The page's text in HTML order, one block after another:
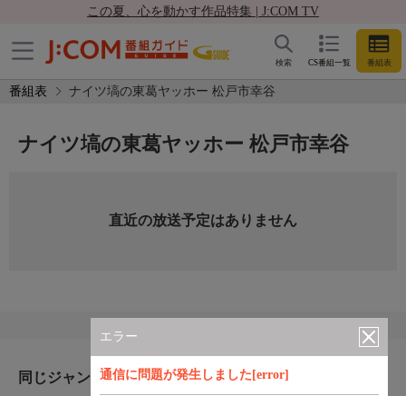
この夏、心を動かす作品特集 | J:COM TV
CS番組一覧 番組表
検索
番組表 ナイツ塙の東葛ヤッホー 松戸市幸谷
エラー
通信に問題が発生しました[error]
ナイツ塙の東葛ヤッホー 松戸市幸谷
直近の放送予定はありません
同じジャンルのおすすめ番組